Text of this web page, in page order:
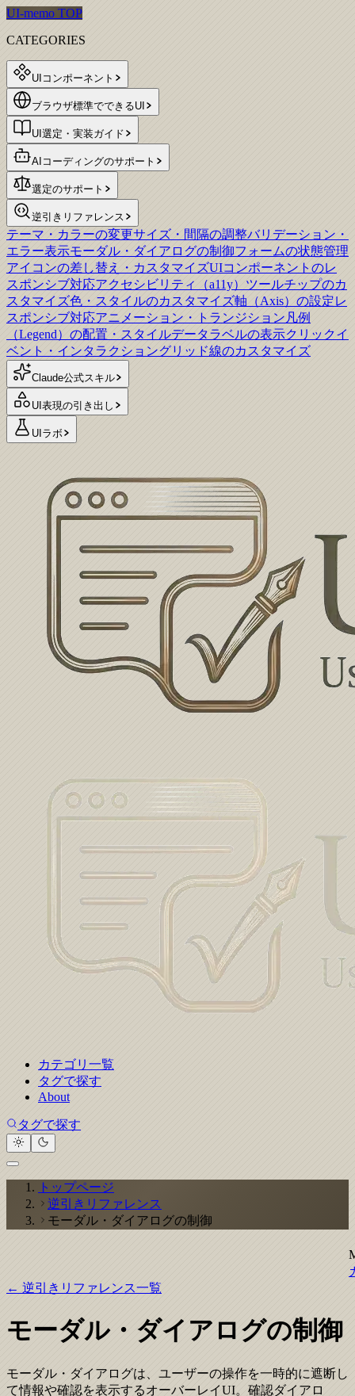
UI-memo TOP
CATEGORIES
UIコンポーネント
ブラウザ標準でできるUI
UI選定・実装ガイド
AIコーディングのサポート
選定のサポート
逆引きリファレンス
テーマ・カラーの変更サイズ・間隔の調整バリデーション・
エラー表示モーダル・ダイアログの制御フォームの状態管理
アイコンの差し替え・カスタマイズUIコンポーネントのレ
スポンシブ対応アクセシビリティ（a11y） ツールチップのカ
スタマイズ色・スタイルのカスタマイズ軸（Axis）の設定レ
スポンシブ対応アニメーション・トランジション 凡例
（Legend）の配置・スタイルデータラベルの表示クリックイ
ベント・インタラクショングリッド線のカスタマイズ
Claude公式スキル
UI表現の引き出し
UIラボ
カテゴリ一覧
タグで探す
About
タグで探す
トップページ
逆引きリファレンス
モーダル・ダイアログの制御
← 逆引きリファレンス一覧
モーダル・ダイアログの制御
モーダル・ダイアログは、ユーザーの操作を一時的に遮断し
て情報や確認を表示するオーバーレイUI。確認ダイアロ